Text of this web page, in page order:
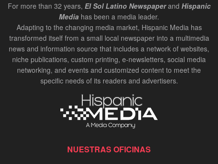
For more than 32 years, El Sol Latino Newspaperand Hispanic
Media has been a media leader.
Adapting to the changing media market, Hispanic Media has
transformed itself from a small local newspaper into a multimedia
news and information source that includes a network of websites,
niche publications, custom printing, e-newsletters, social media
networking, and events and customized content to meet the
specific needs of its readers and advertisers.
NUESTRAS OFICINAS